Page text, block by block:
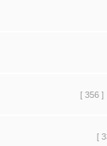
[ 356 ]